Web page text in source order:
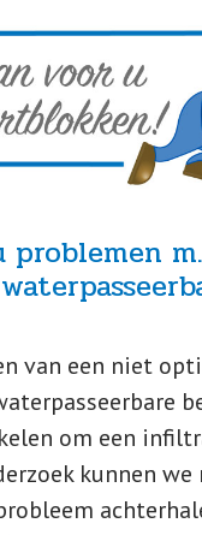
van een niet
om een
kunnen